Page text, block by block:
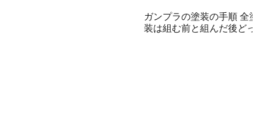
ガンプラの塗装の手順 全塗
装は組む前と組んだ後どっ